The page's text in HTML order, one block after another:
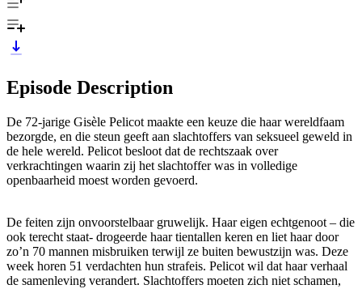
Episode Description
De 72-jarige Gisèle Pelicot maakte een keuze die haar wereldfaam
bezorgde, en die steun geeft aan slachtoffers van seksueel geweld in
de hele wereld. Pelicot besloot dat de rechtszaak over
verkrachtingen waarin zij het slachtoffer was in volledige
openbaarheid moest worden gevoerd.
De feiten zijn onvoorstelbaar gruwelijk. Haar eigen echtgenoot – die
ook terecht staat- drogeerde haar tientallen keren en liet haar door
zo’n 70 mannen misbruiken terwijl ze buiten bewustzijn was. Deze
week horen 51 verdachten hun strafeis. Pelicot wil dat haar verhaal
de samenleving verandert. Slachtoffers moeten zich niet schamen,